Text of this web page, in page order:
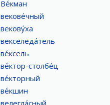
Ве́кман
векове́чный
векову́ха
векселеда́тель
ве́ксель
ве́ктор-столбе́ц
ве́кторный
ве́кшин
велегла́сный